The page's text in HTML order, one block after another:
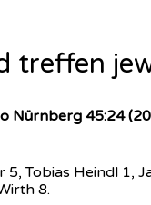
treffen
Nürnberg 45:24
5, Tobias Heindl
8.